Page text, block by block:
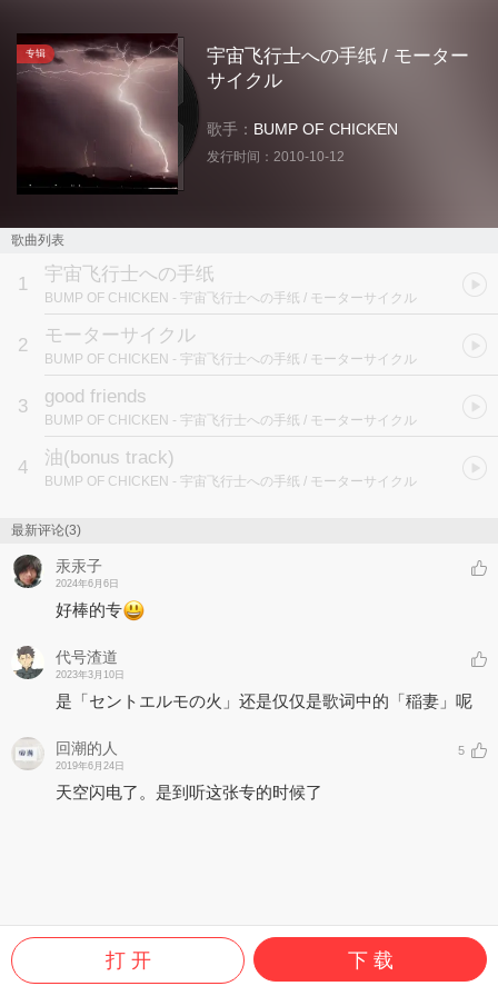
专辑
宇宙飞行士への手纸 / モーター
サイクル
歌手： BUMP OF CHICKEN
发行时间： 2010-10-12
歌曲列表
1 宇宙飞行士への手纸
BUMP OF CHICKEN - 宇宙飞行士への手纸 / モーターサイクル
2 モーターサイクル
BUMP OF CHICKEN - 宇宙飞行士への手纸 / モーターサイクル
3 good friends
BUMP OF CHICKEN - 宇宙飞行士への手纸 / モーターサイクル
4 油(bonus track)
BUMP OF CHICKEN - 宇宙飞行士への手纸 / モーターサイクル
最新评论(3)
汞汞子
2024年6月6日
好棒的专
代号渣道
2023年3月10日
是「セントエルモの火」还是仅仅是歌词中的「稲妻」呢
回潮的人
2019年6月24日
5
天空闪电了。是到听这张专的时候了
打 开 下 载